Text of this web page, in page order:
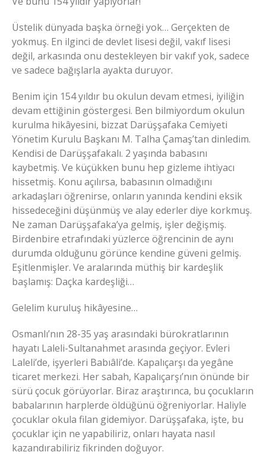
Üstelik dünyada başka örneği yok… Gerçekten de
yokmuş. En ilginci de devlet lisesi değil, vakıf lisesi
değil, arkasında onu destekleyen bir vakıf yok, sadece
ve sadece bağışlarla ayakta duruyor.
Benim için 154 yıldır bu okulun devam etmesi, iyiliğin
devam ettiğinin göstergesi. Ben bilmiyordum okulun
kurulma hikâyesini, bizzat Darüşşafaka Cemiyeti
Yönetim Kurulu Başkanı M. Talha Çamaş’tan dinledim.
Kendisi de Darüşşafakalı. 2 yaşında babasını
kaybetmiş. Ve küçükken bunu hep gizleme ihtiyacı
hissetmiş. Konu açılırsa, babasının olmadığını
arkadaşları öğrenirse, onların yanında kendini eksik
hissedeceğini düşünmüş ve alay ederler diye korkmuş.
Ne zaman Darüşşafaka’ya gelmiş, işler değişmiş.
Birdenbire etrafındaki yüzlerce öğrencinin de aynı
durumda olduğunu görünce kendine güveni gelmiş.
Eşitlenmişler. Ve aralarında müthiş bir kardeşlik
başlamış: Daçka kardeşliği…
Gelelim kuruluş hikâyesine…
Osmanlı’nın 28-35 yaş arasındaki bürokratlarının
hayatı Laleli-Sultanahmet arasında geçiyor. Evleri
Laleli’de, işyerleri Babıâli’de. Kapalıçarşı da yegâne
ticaret merkezi. Her sabah, Kapalıçarşı’nın önünde bir
sürü çocuk görüyorlar. Biraz araştırınca, bu çocukların
babalarının harplerde öldüğünü öğreniyorlar. Haliyle
çocuklar okula filan gidemiyor. Darüşşafaka, işte, bu
çocuklar için ne yapabiliriz, onları hayata nasıl
kazandırabiliriz fikrinden doğuyor.